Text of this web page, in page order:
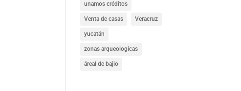
unamos créditos
Venta de casas Veracruz
yucatán
zonas arqueologicas
áreal de bajio